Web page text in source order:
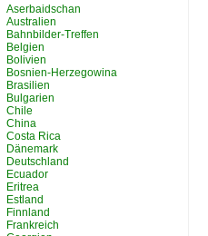
Aserbaidschan
Australien
Bahnbilder-Treffen
Belgien
Bolivien
Bosnien-Herzegowina
Brasilien
Bulgarien
Chile
China
Costa Rica
Dänemark
Deutschland
Ecuador
Eritrea
Estland
Finnland
Frankreich